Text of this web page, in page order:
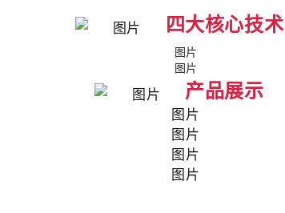
四大核心技术
产品展示